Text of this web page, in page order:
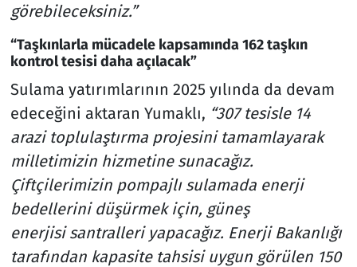
görebileceksiniz.”
“Taşkınlarla mücadele kapsamında 162 taşkın
kontrol tesisi daha açılacak”
Sulama yatırımlarının 2025 yılında da devam
edeceğini aktaran Yumaklı, “307 tesisle 14
arazi toplulaştırma projesini tamamlayarak
milletimizin hizmetine sunacağız.
Çiftçilerimizin pompajlı sulamada enerji
bedellerini düşürmek için, güneş
enerjisi santralleri yapacağız. Enerji Bakanlığı
tarafından kapasite tahsisi uygun görülen 150